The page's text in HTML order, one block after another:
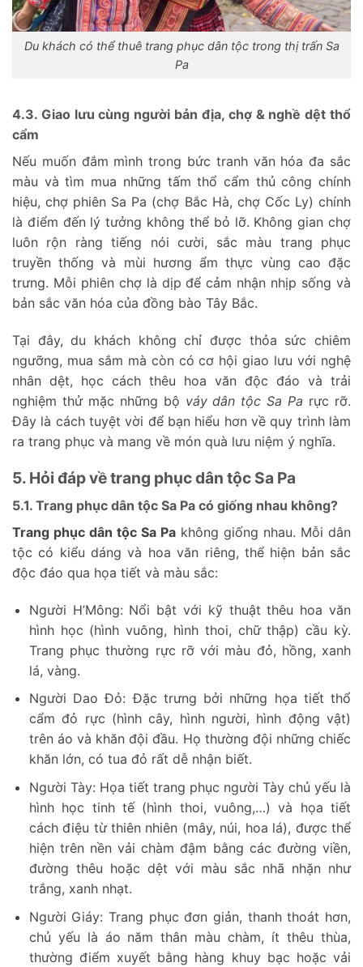
Du khách có thể thuê trang phục dân tộc trong thị trấn Sa
Pa
4.3. Giao lưu cùng người bản địa, chợ & nghề dệt thổ
cẩm
Nếu muốn đắm mình trong bức tranh văn hóa đa sắc
màu và tìm mua những tấm thổ cẩm thủ công chính
hiệu, chợ phiên Sa Pa (chợ Bắc Hà, chợ Cốc Ly) chính
là điểm đến lý tưởng không thể bỏ lỡ. Không gian chợ
luôn rộn ràng tiếng nói cười, sắc màu trang phục
truyền thống và mùi hương ẩm thực vùng cao đặc
trưng. Mỗi phiên chợ là dịp để cảm nhận nhịp sống và
bản sắc văn hóa của đồng bào Tây Bắc.
Tại đây, du khách không chỉ được thỏa sức chiêm
ngưỡng, mua sắm mà còn có cơ hội giao lưu với nghệ
nhân dệt, học cách thêu hoa văn độc đáo và trải
nghiệm thử mặc những bộ váy dân tộc Sa Pa rực rỡ.
Đây là cách tuyệt vời để bạn hiểu hơn về quy trình làm
ra trang phục và mang về món quà lưu niệm ý nghĩa.
5. Hỏi đáp về trang phục dân tộc Sa Pa
5.1. Trang phục dân tộc Sa Pa có giống nhau không?
Trang phục dân tộc Sa Pa không giống nhau. Mỗi dân
tộc có kiểu dáng và hoa văn riêng, thể hiện bản sắc
độc đáo qua họa tiết và màu sắc:
Người H’Mông: Nổi bật với kỹ thuật thêu hoa văn
hình học (hình vuông, hình thoi, chữ thập) cầu kỳ.
Trang phục thường rực rỡ với màu đỏ, hồng, xanh
lá, vàng.
Người Dao Đỏ: Đặc trưng bởi những họa tiết thổ
cẩm đỏ rực (hình cây, hình người, hình động vật)
trên áo và khăn đội đầu. Họ thường đội những chiếc
khăn lớn, có tua đỏ rất dễ nhận biết.
Người Tày: Họa tiết trang phục người Tày chủ yếu là
hình học tinh tế (hình thoi, vuông,…) và họa tiết
cách điệu từ thiên nhiên (mây, núi, hoa lá), được thể
hiện trên nền vải chàm đậm bằng các đường viền,
đường thêu hoặc dệt với màu sắc nhã nhặn như
trắng, xanh nhạt.
Người Giáy: Trang phục đơn giản, thanh thoát hơn,
chủ yếu là áo năm thân màu chàm, ít thêu thùa,
thường điểm xuyết bằng hàng khuy bạc hoặc vải